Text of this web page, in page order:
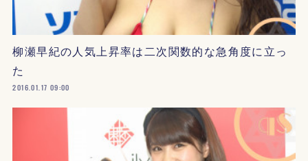
柳瀬早紀の人気上昇率は二次関数的な急角度に立っ
た
2016.01.17 09:00